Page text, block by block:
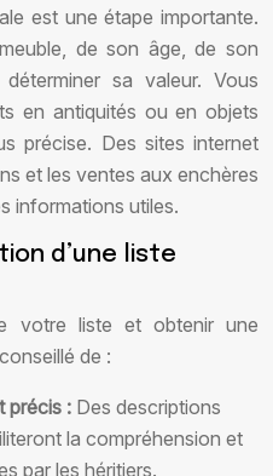
est une étape importante.
de son âge, de son
sa valeur. Vous
en antiquités ou en objets
précise. Des sites internet
et les ventes aux enchères
informations utiles.
d’une liste
votre liste et obtenir une
de :
précis : Des descriptions
la compréhension et
par les héritiers.